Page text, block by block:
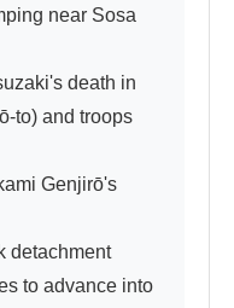
near Sosa
death in
to) and troops
Genjirō's
detachment
to advance into